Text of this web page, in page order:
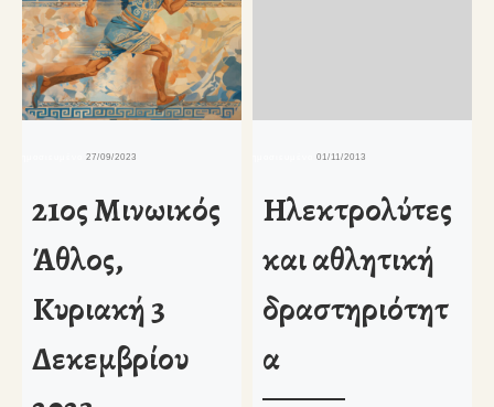
δημοσιευμένο27/09/2023
21ος Μινωικός
Άθλος,
Κυριακή 3
Δεκεμβρίου
δημοσιευμένο01/11/2013
Ηλεκτρολύτες
και αθλητική
δραστηριότητ
α